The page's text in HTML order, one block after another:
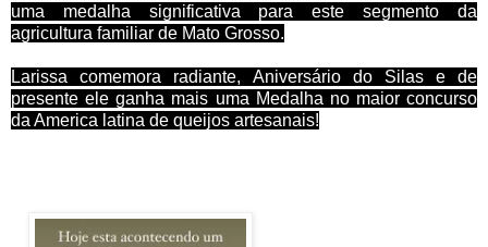
uma medalha significativa para este segmento da
agricultura familiar de Mato Grosso.
Larissa comemora radiante, Aniversário do Silas e de
presente ele ganha mais uma Medalha no maior concurso
da America latina de queijos artesanais!